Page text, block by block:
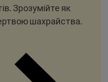
Зрозумійте як
шахрайства.